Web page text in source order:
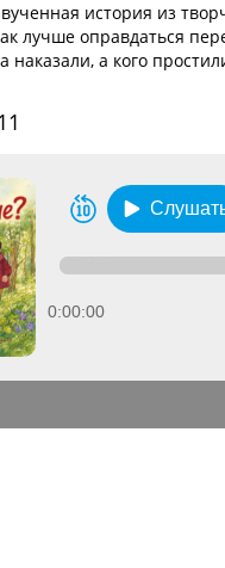
история из
лучше оправдаться
наказали, а кого
11
0:00:00